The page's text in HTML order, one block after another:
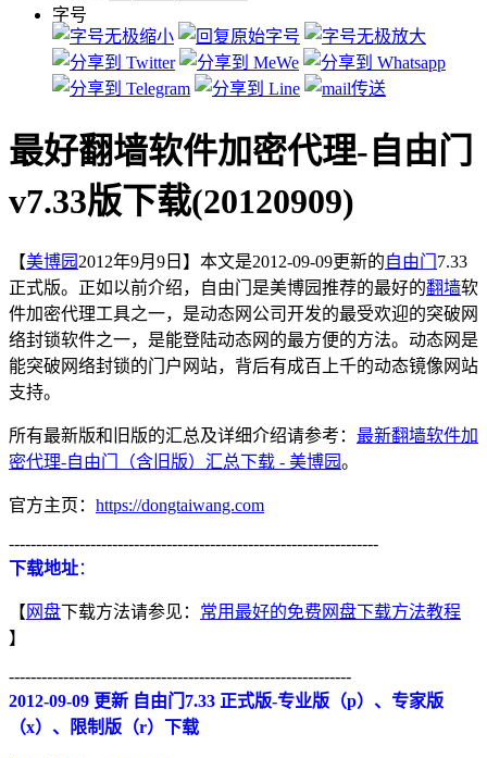
字号
最好翻墙软件加密代理-自由门
v7.33版下载(20120909)
【美博园 2012年9月9日】本文是2012-09-09更新的自由门 7.33
正式版。正如以前介绍，自由门是美博园推荐的最好的翻墙软
件加密代理工具之一，是动态网公司开发的最受欢迎的突破网
络封锁软件之一，是能登陆动态网的最方便的方法。动态网是
能突破网络封锁的门户网站，背后有成百上千的动态镜像网站
支持。
所有最新版和旧版的汇总及详细介绍请参考： 最新翻墙软件加
密代理-自由门（含旧版）汇总下载 - 美博园。
官方主页： https://dongtaiwang.com
--------------------------------------------------------------------
下载地址：
【 网盘下载方法请参见： 常用最好的免费网盘下载方法教程
】
---------------------------------------------------------------
2012-09-09 更新 自由门7.33 正式版-专业版（p）、专家版
（x）、限制版（r）下载